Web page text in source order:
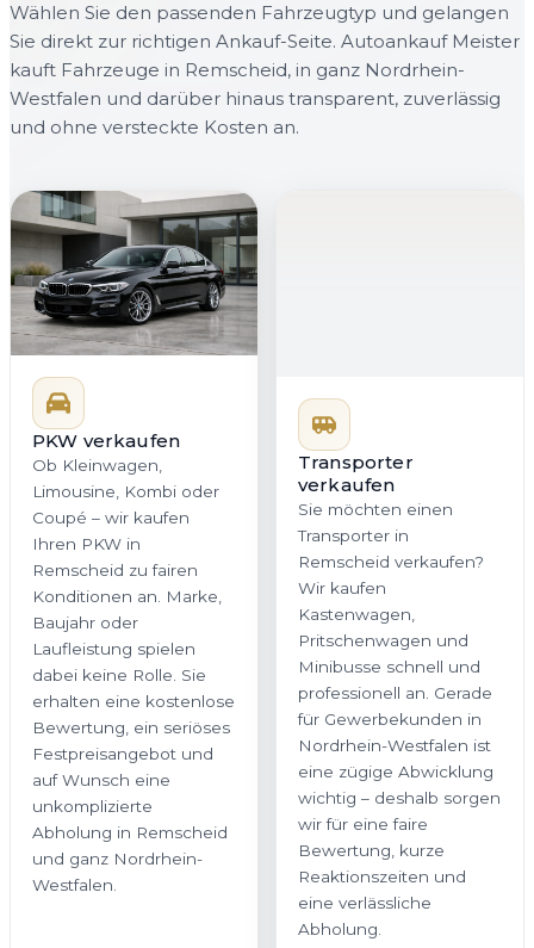
Wählen Sie den passenden Fahrzeugtyp und gelangen
Sie direkt zur richtigen Ankauf-Seite. Autoankauf Meister
kauft Fahrzeuge in Remscheid, in ganz Nordrhein-
Westfalen und darüber hinaus transparent, zuverlässig
und ohne versteckte Kosten an.
PKW verkaufen
Ob Kleinwagen,
Limousine, Kombi oder
Coupé – wir kaufen
Ihren PKW in
Remscheid zu fairen
Konditionen an. Marke,
Baujahr oder
Laufleistung spielen
dabei keine Rolle. Sie
erhalten eine kostenlose
Bewertung, ein seriöses
Festpreisangebot und
auf Wunsch eine
unkomplizierte
Abholung in Remscheid
und ganz Nordrhein-
Westfalen.
Transporter
verkaufen
Sie möchten einen
Transporter in
Remscheid verkaufen?
Wir kaufen
Kastenwagen,
Pritschenwagen und
Minibusse schnell und
professionell an. Gerade
für Gewerbekunden in
Nordrhein-Westfalen ist
eine zügige Abwicklung
wichtig – deshalb sorgen
wir für eine faire
Bewertung, kurze
Reaktionszeiten und
eine verlässliche
Abholung.
Jetzt Transporter